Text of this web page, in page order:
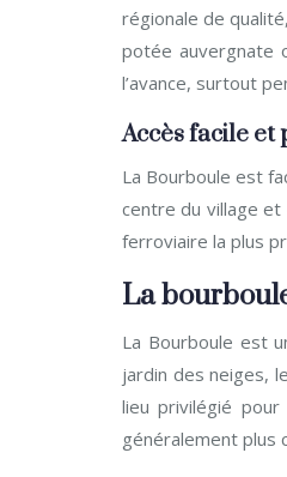
régionale de
potée auvergnate
l’avance, surtout
Accès facile et
La Bourboule est
centre du village et
ferroviaire la plus
La
La Bourboule est
jardin des neiges,
lieu privilégié
généralement plus